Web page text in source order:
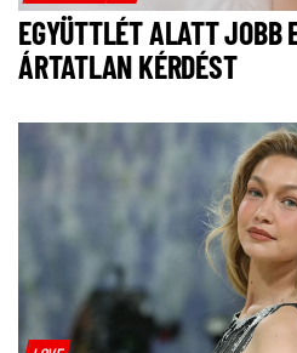
EGYÜTTLÉT ALATT JOBB
ÁRTATLAN KÉRDÉST